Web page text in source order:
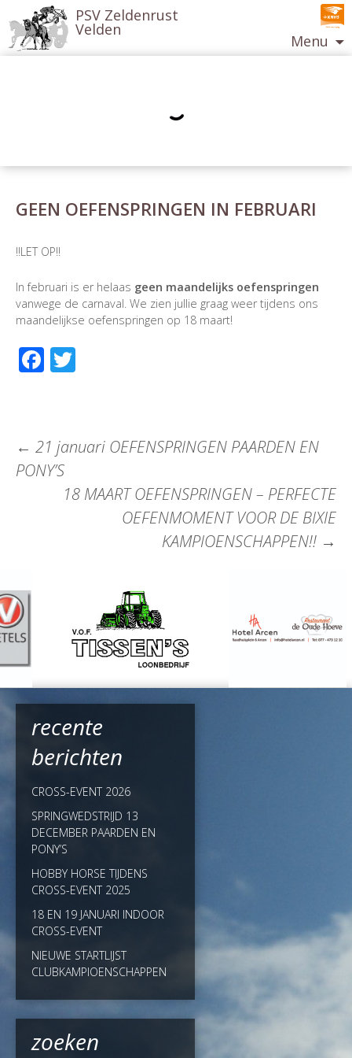
PSV Zeldenrust
Velden
Menu
GEEN OEFENSPRINGEN IN FEBRUARI
!!LET OP!!
In februari is er helaas geen maandelijks oefenspringen
vanwege de carnaval. We zien jullie graag weer tijdens ons
maandelijkse oefenspringen op 18 maart!
Facebook
Berichtnavigatie
← 21 januari OEFENSPRINGEN PAARDEN EN
PONY’S
18 MAART OEFENSPRINGEN – PERFECTE
OEFENMOMENT VOOR DE BIXIE
KAMPIOENSCHAPPEN!! →
recente
berichten
CROSS-EVENT 2026
SPRINGWEDSTRIJD 13
DECEMBER PAARDEN EN
PONY’S
HOBBY HORSE TIJDENS
CROSS-EVENT 2025
18 EN 19 JANUARI INDOOR
CROSS-EVENT
NIEUWE STARTLIJST
CLUBKAMPIOENSCHAPPEN
zoeken